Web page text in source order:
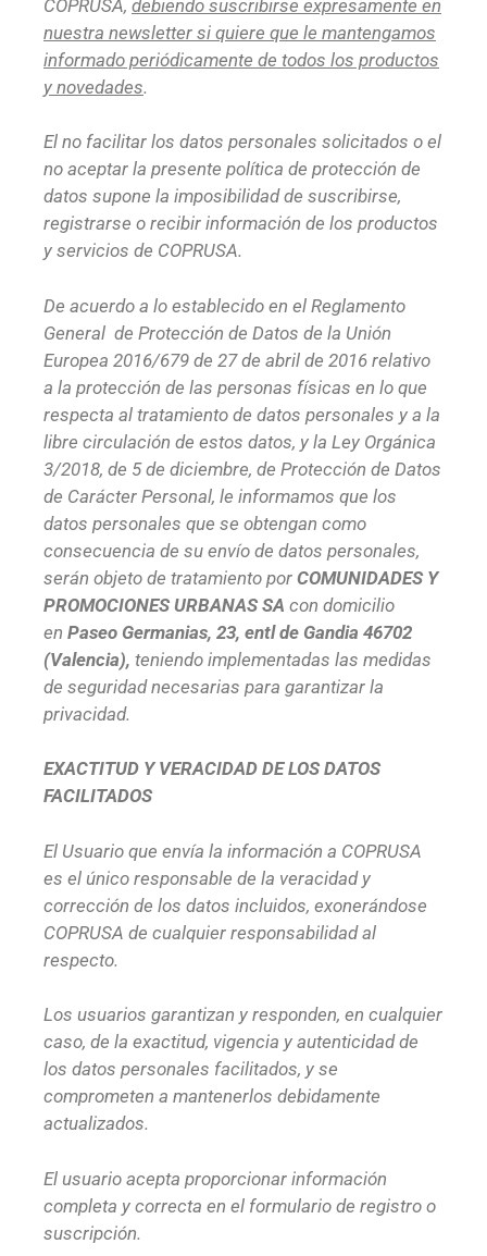
COPRUSA, debiendo suscribirse expresamente en
nuestra newsletter si quiere que le mantengamos
informado periódicamente de todos los productos
y novedades.
El no facilitar los datos personales solicitados o el
no aceptar la presente política de protección de
datos supone la imposibilidad de suscribirse,
registrarse o recibir información de los productos
y servicios de COPRUSA.
De acuerdo a lo establecido en el Reglamento
General de Protección de Datos de la Unión
Europea 2016/679 de 27 de abril de 2016 relativo
a la protección de las personas físicas en lo que
respecta al tratamiento de datos personales y a la
libre circulación de estos datos, y la Ley Orgánica
3/2018, de 5 de diciembre, de Protección de Datos
de Carácter Personal, le informamos que los
datos personales que se obtengan como
consecuencia de su envío de datos personales,
serán objeto de tratamiento por COMUNIDADES Y
PROMOCIONES URBANAS SA con domicilio
en Paseo Germanias, 23, entl de Gandia 46702
(Valencia), teniendo implementadas las medidas
de seguridad necesarias para garantizar la
privacidad.
EXACTITUD Y VERACIDAD DE LOS DATOS
FACILITADOS
El Usuario que envía la información a COPRUSA
es el único responsable de la veracidad y
corrección de los datos incluidos, exonerándose
COPRUSA de cualquier responsabilidad al
respecto.
Los usuarios garantizan y responden, en cualquier
caso, de la exactitud, vigencia y autenticidad de
los datos personales facilitados, y se
comprometen a mantenerlos debidamente
actualizados.
El usuario acepta proporcionar información
completa y correcta en el formulario de registro o
suscripción.